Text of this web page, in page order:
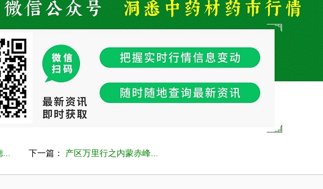
下一篇： 产区万里行之内蒙赤峰...